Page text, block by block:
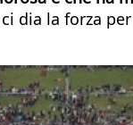
dia la forza